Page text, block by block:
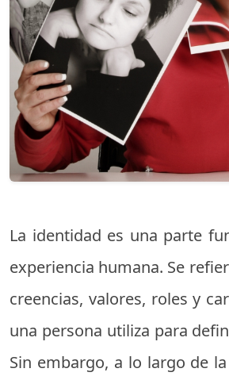
La identidad es una parte
experiencia humana. Se
creencias, valores, roles y
una persona utiliza para
Sin embargo, a lo largo de